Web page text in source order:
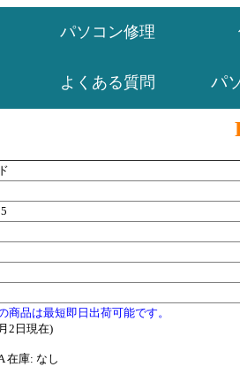
パソコン修理
よくある質問 パ
商品は最短即日出荷可能です。
2日現在)
在庫: なし